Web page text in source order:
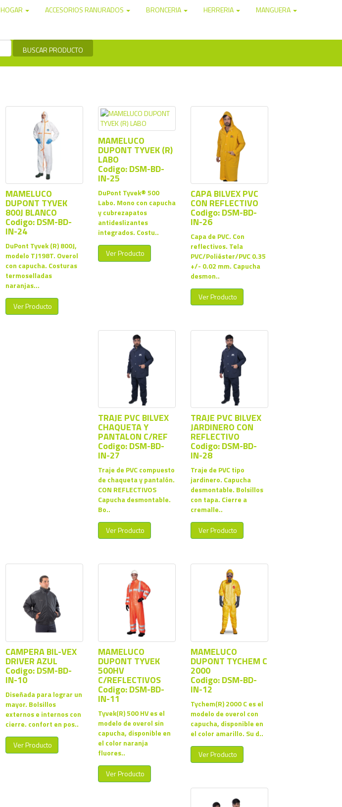
HOGAR ACCESORIOS RANURADOS BRONCERIA HERRERIA
MANGUERA
MAMELUCO
DUPONT TYVEK
800J BLANCO
Codigo: DSM-BD-
IN-24
DuPont Tyvek (R) 800J,
modelo TJ198T. Overol
con capucha. Costuras
termoselladas
naranjas...
Ver Producto
MAMELUCO
DUPONT TYVEK (R)
LABO
Codigo: DSM-BD-
IN-25
DuPont Tyvek® 500
Labo. Mono con capucha
y cubrezapatos
antideslizantes
integrados. Costu..
Ver Producto
CAPA BILVEX PVC
CON REFLECTIVO
Codigo: DSM-BD-
IN-26
Capa de PVC. Con
reflectivos. Tela
PVC/Poliéster/PVC 0.35
+/- 0.02 mm. Capucha
desmon..
Ver Producto
TRAJE PVC BILVEX
CHAQUETA Y
PANTALON C/REF
Codigo: DSM-BD-
IN-27
Traje de PVC compuesto
de chaqueta y pantalón.
CON REFLECTIVOS
Capucha desmontable.
Bo..
Ver Producto
TRAJE PVC BILVEX
JARDINERO CON
REFLECTIVO
Codigo: DSM-BD-
IN-28
Traje de PVC tipo
jardinero. Capucha
desmontable. Bolsillos
con tapa. Cierre a
cremalle..
Ver Producto
CAMPERA BIL-VEX
DRIVER AZUL
Codigo: DSM-BD-
IN-10
Diseñada para lograr un
mayor. Bolsillos
externos e internos con
cierre. confort en pos..
Ver Producto
MAMELUCO
DUPONT TYVEK
500HV
C/REFLECTIVOS
Codigo: DSM-BD-
IN-11
Tyvek(R) 500 HV es el
modelo de overol sin
capucha, disponible en
el color naranja
fluores..
Ver Producto
MAMELUCO
DUPONT TYCHEM C
2000
Codigo: DSM-BD-
IN-12
Tychem(R) 2000 C es el
modelo de overol con
capucha, disponible en
el color amarillo. Su d..
Ver Producto